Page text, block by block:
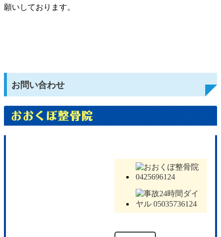
願いしております。
お問い合わせ